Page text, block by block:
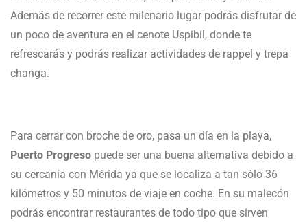
Además de recorrer este milenario lugar podrás disfrutar de
un poco de aventura en el cenote Uspibil, donde te
refrescarás y podrás realizar actividades de rappel y trepa
changa.
Para cerrar con broche de oro, pasa un día en la playa,
Puerto Progreso puede ser una buena alternativa debido a
su cercanía con Mérida ya que se localiza a tan sólo 36
kilómetros y 50 minutos de viaje en coche. En su malecón
podrás encontrar restaurantes de todo tipo que sirven